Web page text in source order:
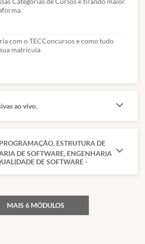
com o TECConcursos e como tudo
matrícula
ao vivo.
ESTRUTURA DE
DE SOFTWARE, ENGENHARIA
DE SOFTWARE -
MAIS 6 MÓDULOS